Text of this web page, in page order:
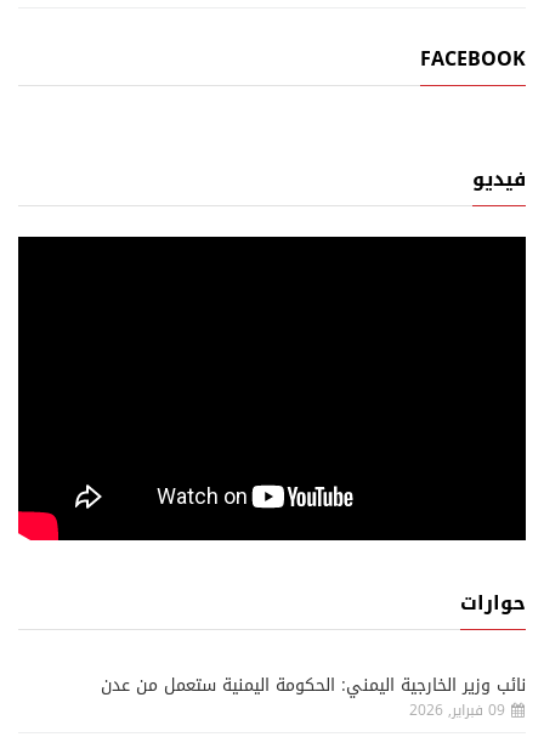
FACEBOOK
فيديو
حوارات
نائب وزير الخارجية اليمني: الحكومة اليمنية ستعمل من عدن
09 فبراير, 2026